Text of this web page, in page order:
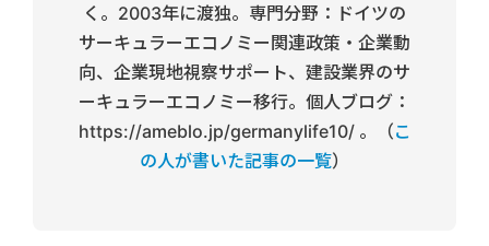
く。2003年に渡独。専門分野：ドイツの
サーキュラーエコノミー関連政策・企業動
向、企業現地視察サポート、建設業界のサ
ーキュラーエコノミー移行。個人ブログ：
https://ameblo.jp/germanylife10/ 。（こ
の人が書いた記事の一覧）